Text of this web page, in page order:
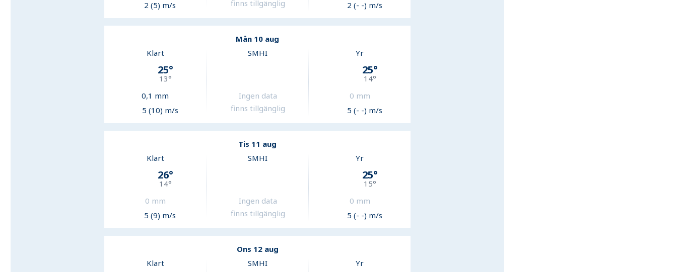
2 (5) m/s
finns tillgänglig
2 (- -) m/s
Mån 10 aug
Klart
25°
13°
0,1 mm
5 (10) m/s
SMHI
Ingen data
finns tillgänglig
Yr
25°
14°
0 mm
5 (- -) m/s
Tis 11 aug
Klart
26°
14°
0 mm
5 (9) m/s
SMHI
Ingen data
finns tillgänglig
Yr
25°
15°
0 mm
5 (- -) m/s
Ons 12 aug
Klart
SMHI Yr